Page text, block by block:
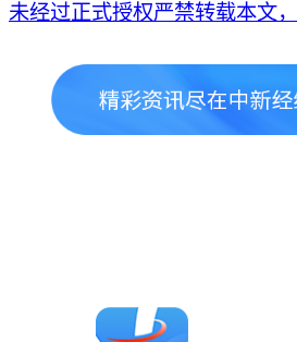
未经过正式授权严禁转载本文